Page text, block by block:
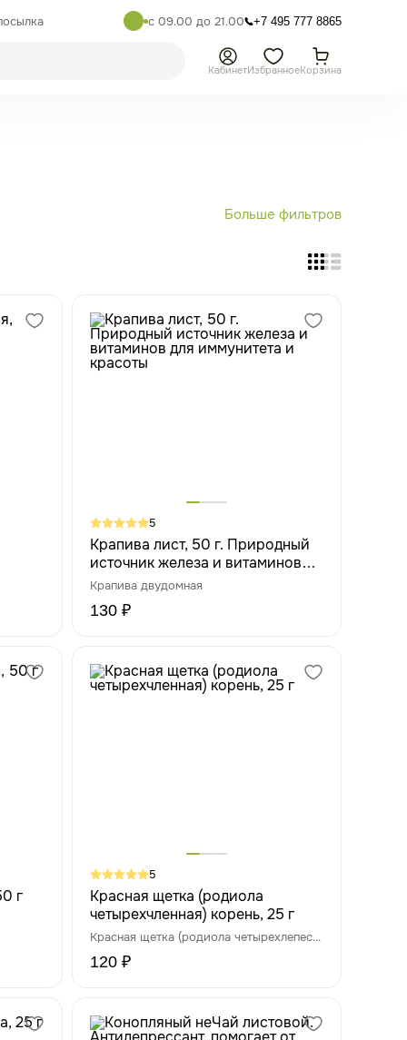
с 09.00 до 21.00 +7 495 777 8865
КабинетИзбранноеКорзина
Больше фильтров
5
Крапива лист, 50 г. Природный
источник железа и витаминов
для иммунитета и красоты
Крапива двудомная
130 ₽
г
5
Красная щетка (родиола
четырехчленная) корень, 25 г
Красная щетка (родиола четырехлепестная)
120 ₽